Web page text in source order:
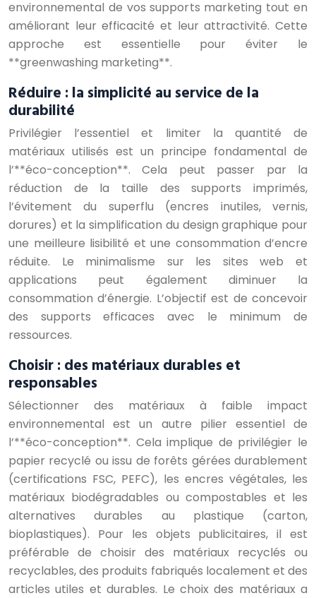
environnemental de vos supports marketing tout en
améliorant leur efficacité et leur attractivité. Cette
approche est essentielle pour éviter le
**greenwashing marketing**.
Réduire : la simplicité au service de la
durabilité
Privilégier l’essentiel et limiter la quantité de
matériaux utilisés est un principe fondamental de
l’**éco-conception**. Cela peut passer par la
réduction de la taille des supports imprimés,
l’évitement du superflu (encres inutiles, vernis,
dorures) et la simplification du design graphique pour
une meilleure lisibilité et une consommation d’encre
réduite. Le minimalisme sur les sites web et
applications peut également diminuer la
consommation d’énergie. L’objectif est de concevoir
des supports efficaces avec le minimum de
ressources.
Choisir : des matériaux durables et
responsables
Sélectionner des matériaux à faible impact
environnemental est un autre pilier essentiel de
l’**éco-conception**. Cela implique de privilégier le
papier recyclé ou issu de forêts gérées durablement
(certifications FSC, PEFC), les encres végétales, les
matériaux biodégradables ou compostables et les
alternatives durables au plastique (carton,
bioplastiques). Pour les objets publicitaires, il est
préférable de choisir des matériaux recyclés ou
recyclables, des produits fabriqués localement et des
articles utiles et durables. Le choix des matériaux a